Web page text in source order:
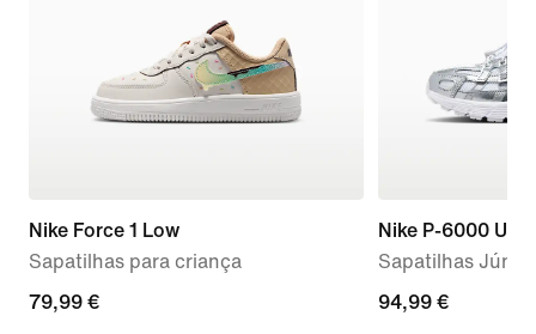
Nike Force 1 Low
Sapatilhas para criança
79,99
79,99 €
Nike P-6000
Sapatilhas Júnior
94,99
94,99 €